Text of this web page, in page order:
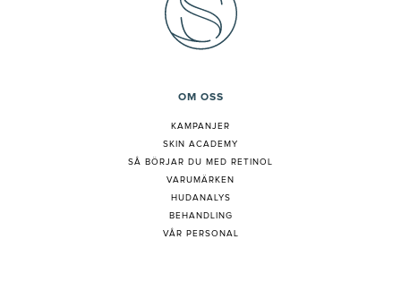
OM OSS
KAMPANJER
SKIN ACADEMY
SÅ BÖRJAR DU MED RETINOL
VARUMÄRKEN
HUDANALYS
BEHANDLING
VÅR PERSONAL